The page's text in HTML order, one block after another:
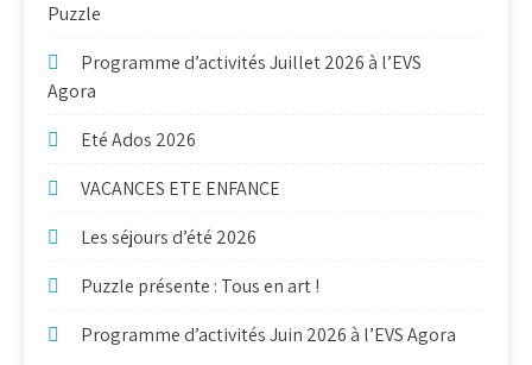
Puzzle
Programme d’activités Juillet 2026 à l’EVS
Agora
Eté Ados 2026
VACANCES ETE ENFANCE
Les séjours d’été 2026
Puzzle présente : Tous en art !
Programme d’activités Juin 2026 à l’EVS Agora